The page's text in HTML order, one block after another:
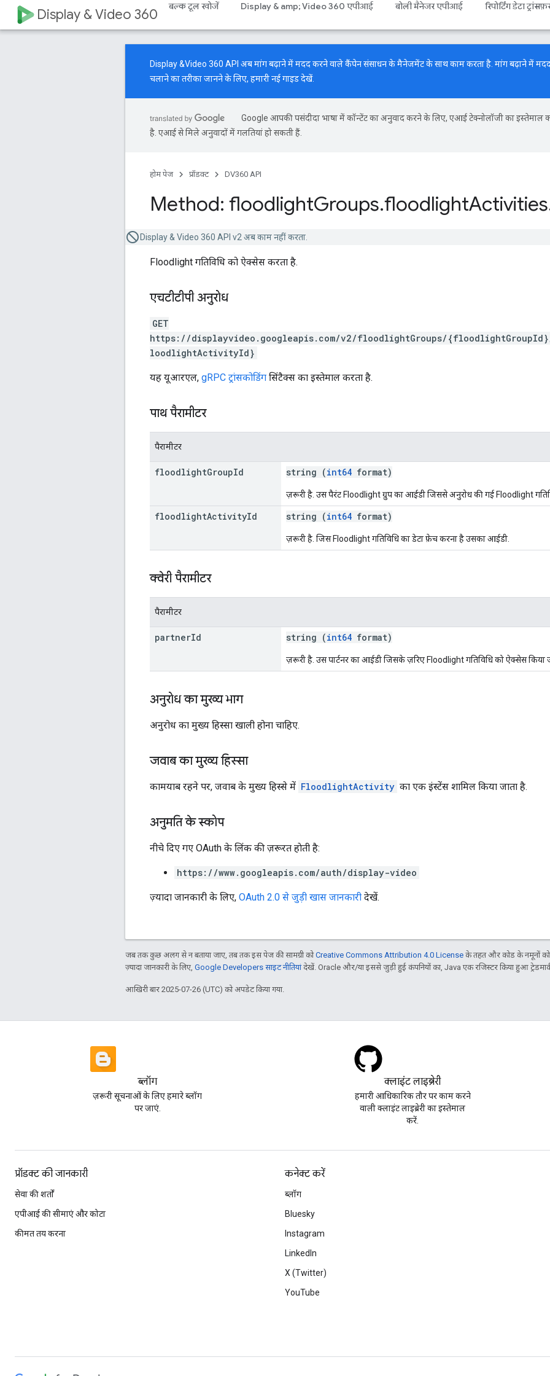
Display & Video 360 बल्क टूल खोजें Display & amp; Video 360 एपीआई बोली मैनेजर एपीआई रिपोर्टिंग डेटा
Display &Video 360 API अब मांग बढ़ाने में मदद करने वाले कैंपेन संसाधन के मैनेजमेंट के साथ काम करता है. मांग बढ़ाने में मदद
चलाने का तरीका जानने के लिए, हमारीनई गाइडदेखें.
Google आपकी पसंदीदा भाषा में कॉन्टेंट का अनुवाद करने के लिए, एआई टेक्नोलॉजी का इस्तेमाल
है. एआई से मिले अनुवादों में गलतियां हो सकती हैं.
होम पेज प्रॉडक्ट DV360 API
Method: floodlightGroups.floodlightActivities
Display & Video 360 API v2 अब काम नहीं करता.
Floodlight गतिविधि को ऐक्सेस करता है.
एचटीटीपी अनुरोध
GET
https://displayvideo.googleapis.com/v2/floodlightGroups/
loodlightActivityId}
यह यूआरएल, gRPC ट्रांसकोडिंग सिंटैक्स का इस्तेमाल करता है.
पाथ पैरामीटर
पैरामीटर
floodlightGroupId string (int64 format)
ज़रूरी है. उस पैरंट Floodlight ग्रुप का आईडी जिससे अनुरोध की गई Floodlight
floodlightActivityId string (int64 format)
ज़रूरी है. जिस Floodlight गतिविधि का डेटा फ़ेच करना है उसका आईडी.
क्वेरी पैरामीटर
पैरामीटर
partnerId string (int64 format)
ज़रूरी है. उस पार्टनर का आईडी जिसके ज़रिए Floodlight गतिविधि को ऐक्सेस किया
अनुरोध का मुख्य भाग
अनुरोध का मुख्य हिस्सा खाली होना चाहिए.
जवाब का मुख्य हिस्सा
कामयाब रहने पर, जवाब के मुख्य हिस्से में FloodlightActivity का एक इंस्टेंस शामिल किया जाता है.
अनुमति के स्कोप
नीचे दिए गए OAuth के लिंक की ज़रूरत हाेती है:
https://www.googleapis.com/auth/display-video
ज़्यादा जानकारी के लिए, OAuth 2.0 से जुड़ी खास जानकारी देखें.
जब तक कुछ अलग से न बताया जाए, तब तक इस पेज की सामग्री कोCreative Commons Attribution 4.0 License के तहत और कोड के नमूनों को
ज़्यादा जानकारी के लिए, Google Developers साइट नीतियांदेखें. Oracle और/या इससे जुड़ी हुई कंपनियों का, Java एक रजिस्टर किया हुआ
आखिरी बार 2025-07-26 (UTC) को अपडेट किया गया.
ब्लॉग
ज़रूरी सूचनाओं के लिए हमारे ब्लॉग
पर जाएं.
क्लाइंट लाइब्रेरी
हमारी आधिकारिक तौर पर काम करने
वाली क्लाइंट लाइब्रेरी का इस्तेमाल
करें.
प्रॉडक्ट की जानकारी
सेवा की शर्तों
एपीआई की सीमाएं और कोटा
कीमत तय करना
कनेक्ट करें
ब्लॉग
Bluesky
Instagram
LinkedIn
X (Twitter)
YouTube